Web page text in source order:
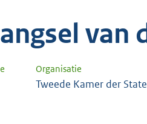
van
Organisatie
Tweede Kamer der